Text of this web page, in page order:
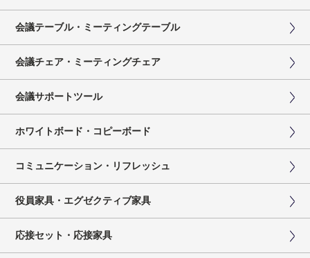
会議テーブル・ミーティングテーブル
会議チェア・ミーティングチェア
会議サポートツール
ホワイトボード・コピーボード
コミュニケーション・リフレッシュ
役員家具・エグゼクティブ家具
応接セット・応接家具